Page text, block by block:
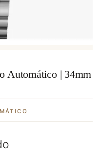
Automático | 34mm